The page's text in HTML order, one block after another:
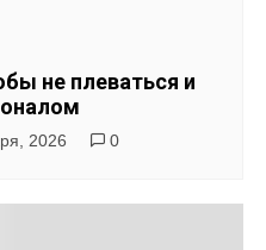
не плеваться и
2026 0